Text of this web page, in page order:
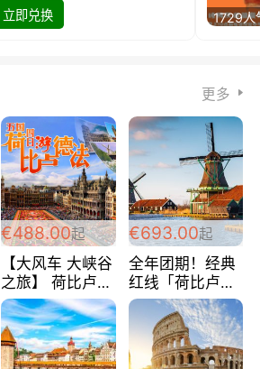
立即兑换
1729人
更多
€488.00起
【大风车 大峡谷
之旅】 荷比卢德
法 巴黎上下 经
典五国四日游
488欧/人
€693.00起
全年团期！经典
红线「荷比卢德
法」七天循环 五
国 仅售99欧/人/
天！巴黎上下！
包拼房~